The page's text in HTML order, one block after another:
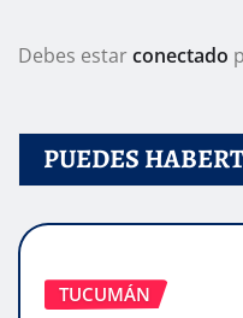
Debes estarconectado
PUEDES
TUCUMÁN